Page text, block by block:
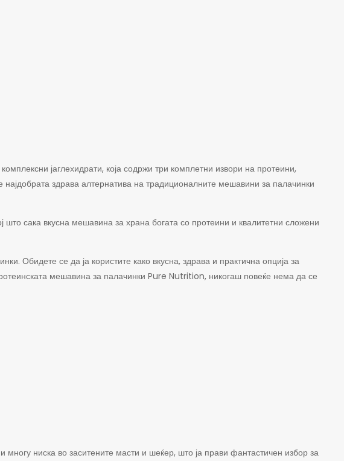
јаглехидрати, која содржи три комплетни извори на протеини,
најдобрата здрава алтернатива на традиционалните мешавини за палачинки
сака вкусна мешавина за храна богата со протеини и квалитетни сложени
Обидете се да ја користите како вкусна, здрава и практична опција за
мешавина за палачинки Pure Nutrition, никогаш повеќе нема да се
ниска во заситените масти и шеќер, што ја прави фантастичен избор за